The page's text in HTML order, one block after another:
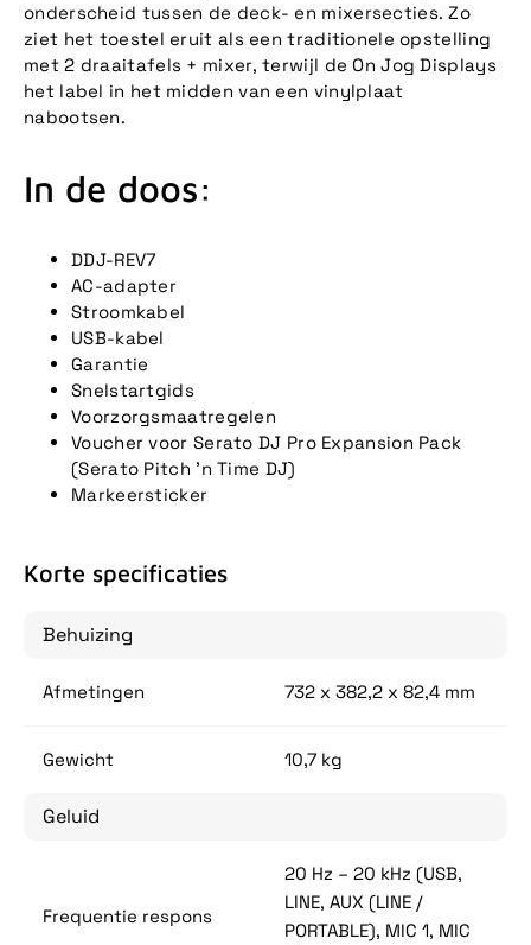
onderscheid tussen de deck- en mixersecties. Zo
ziet het toestel eruit als een traditionele opstelling
met 2 draaitafels + mixer, terwijl de On Jog Displays
het label in het midden van een vinylplaat
nabootsen.
In de doos:
DDJ-REV7
AC-adapter
Stroomkabel
USB-kabel
Garantie
Snelstartgids
Voorzorgsmaatregelen
Voucher voor Serato DJ Pro Expansion Pack
(Serato Pitch 'n Time DJ)
Markeersticker
Korte specificaties
Behuizing
Afmetingen 732 x 382,2 x 82,4 mm
Gewicht 10,7 kg
Geluid
Frequentie respons
20 Hz – 20 kHz (USB,
LINE, AUX (LINE /
PORTABLE), MIC 1, MIC